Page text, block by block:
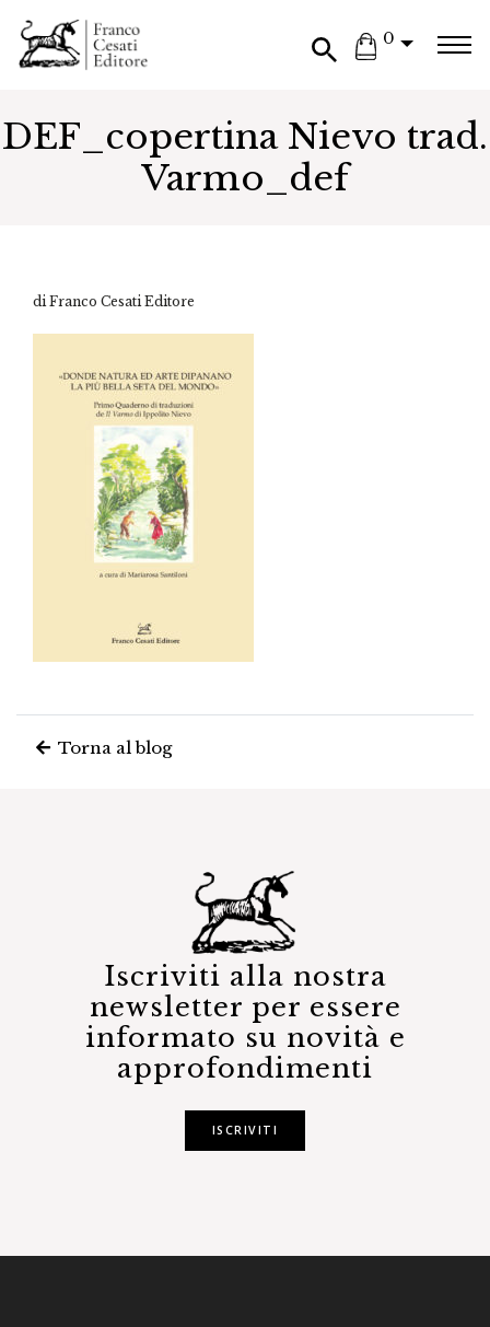
0
DEF_copertina Nievo trad.
Varmo_def
di Franco Cesati Editore
Torna al blog
Iscriviti alla nostra
newsletter per essere
informato su novità e
approfondimenti
ISCRIVITI